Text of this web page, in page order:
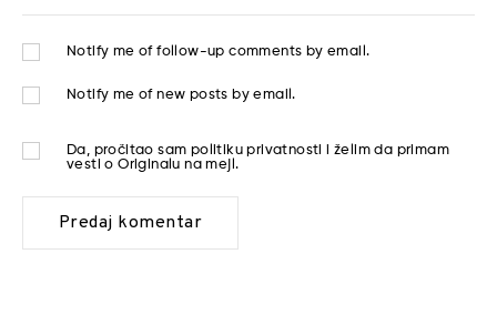
Notify me of follow-up comments by email.
Notify me of new posts by email.
Da, pročitao sam politiku privatnosti
i želim da primam
vesti o Originalu na mejl.